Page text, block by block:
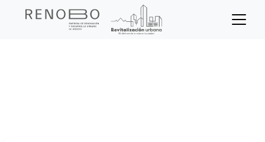
Sitio Web Empresa de
Transparencia